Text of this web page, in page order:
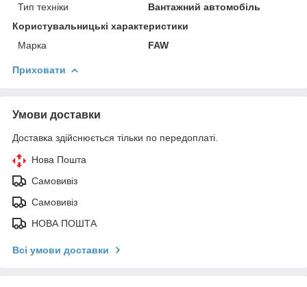
Тип техніки
Вантажний автомобіль
Користувальницькі характеристики
Марка
FAW
Приховати
Умови доставки
Доставка здійснюється тільки по передоплаті.
Нова Пошта
Самовивіз
Самовивіз
НОВА ПОШТА
Всі умови доставки